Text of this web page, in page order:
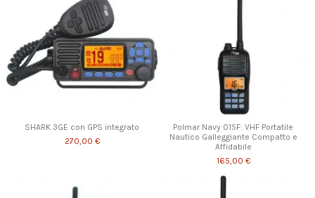
SHARK 3GE con GPS integrato
270,00 €
Polmar Navy 015F: VHF Portatile
Nautico Galleggiante Compatto e
Affidabile
165,00 €